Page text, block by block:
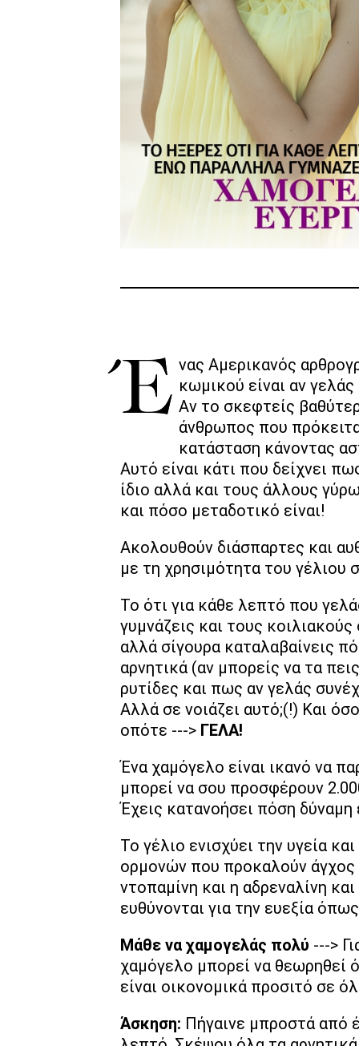
Ένας Αμερικανός αρθρογράφος έλεγε πως “Το σημάδι ενός καλού κωμικού είναι αν
Αν το σκεφτείς
άνθρωπος που
κατάσταση κάνοντας
Αυτό είναι κάτι που δείχνει
ίδιο αλλά και τους άλλους
και πόσο μεταδοτικό είναι!
Ακολουθούν διάσπαρτες και
με τη χρησιμότητα του γέλιου
Το ότι για κάθε λεπτό που
γυμνάζεις και τους
αλλά σίγουρα καταλαβαίνεις
αρνητικά (αν μπορείς να τα
ρυτίδες και πως αν γελάς
Αλλά σε νοιάζει αυτό;(!) Και
οπότε ---> ΓΕΛΑ!
Ένα χαμόγελο είναι ικανό να
μπορεί να σου προσφέρουν
Έχεις κατανοήσει πόση δύναμη
Το γέλιο ενισχύει την υγεία
ορμονών που προκαλούν άγχος
ντοπαμίνη και η αδρεναλίνη
ευθύνονται για την ευεξία
Μάθε να χαμογελάς πολύ --->
χαμόγελο μπορεί να θεωρηθεί
είναι οικονομικά προσιτό σε
Άσκηση: Πήγαινε μπροστά από